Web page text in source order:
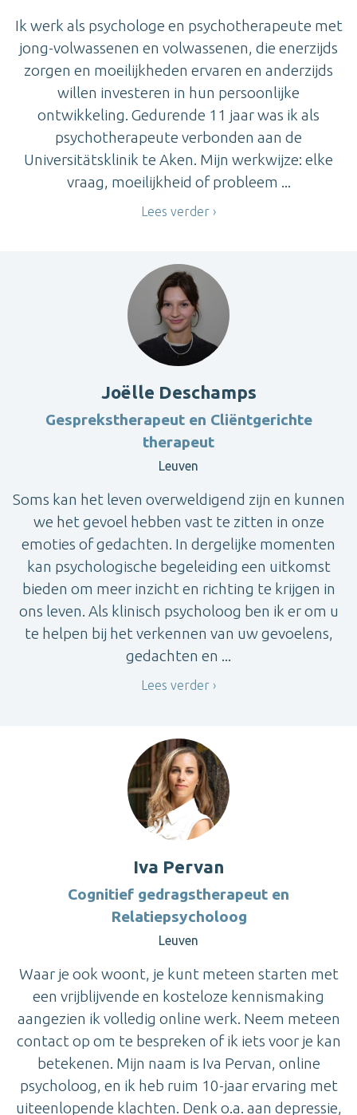
Ik werk als psychologe en psychotherapeute met
jong-volwassenen en volwassenen, die enerzijds
zorgen en moeilijkheden ervaren en anderzijds
willen investeren in hun persoonlijke
ontwikkeling. Gedurende 11 jaar was ik als
psychotherapeute verbonden aan de
Universitätsklinik te Aken. Mijn werkwijze: elke
vraag, moeilijkheid of probleem ...
Lees verder
Joëlle Deschamps
Gesprekstherapeut en Cliëntgerichte
therapeut
Leuven
Soms kan het leven overweldigend zijn en kunnen
we het gevoel hebben vast te zitten in onze
emoties of gedachten. In dergelijke momenten
kan psychologische begeleiding een uitkomst
bieden om meer inzicht en richting te krijgen in
ons leven. Als klinisch psycholoog ben ik er om u
te helpen bij het verkennen van uw gevoelens,
gedachten en ...
Lees verder
Iva Pervan
Cognitief gedragstherapeut en
Relatiepsycholoog
Leuven
Waar je ook woont, je kunt meteen starten met
een vrijblijvende en kosteloze kennismaking
aangezien ik volledig online werk. Neem meteen
contact op om te bespreken of ik iets voor je kan
betekenen. Mijn naam is Iva Pervan, online
psycholoog, en ik heb ruim 10-jaar ervaring met
uiteenlopende klachten. Denk o.a. aan depressie,